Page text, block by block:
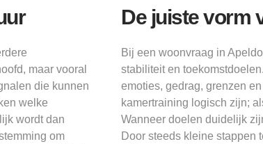
maar vooral
die kunnen
welke
wordt dan
om
De juiste vorm
Bij een woonvraag in
stabiliteit en
emoties, gedrag, grenzen
kamertraining logisch zijn;
Wanneer doelen duidelijk
Door steeds kleine stappen